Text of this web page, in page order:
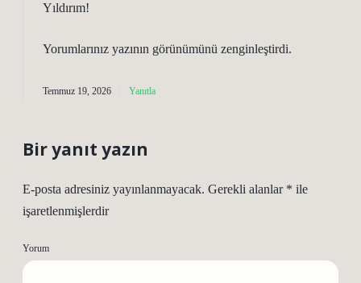
Yıldırım!
Yorumlarınız yazının görünümünü zenginleştirdi.
Temmuz 19, 2026 Yanıtla
Bir yanıt yazın
E-posta adresiniz yayınlanmayacak. Gerekli alanlar * ile
işaretlenmişlerdir
Yorum